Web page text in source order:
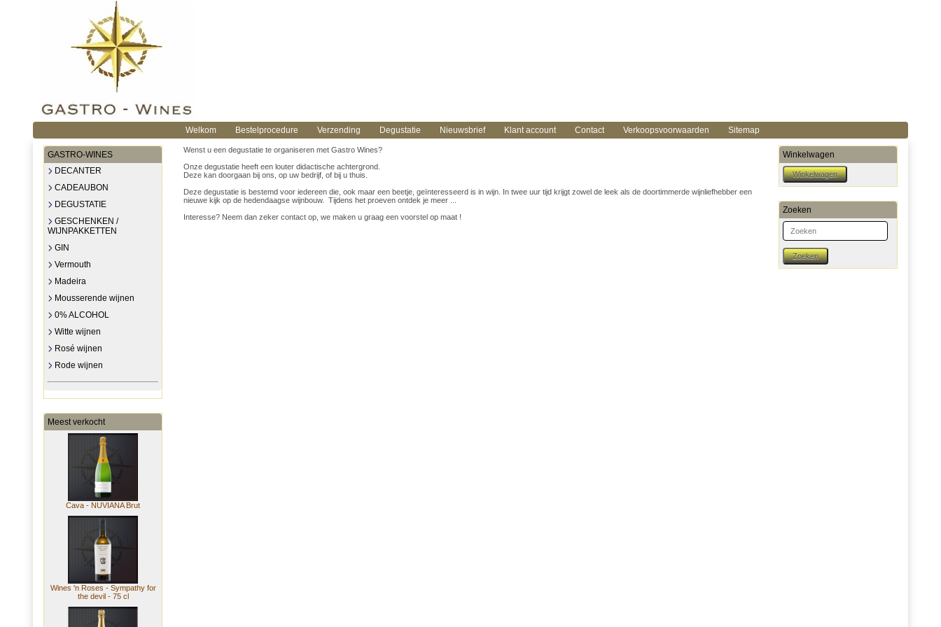
Welkom Bestelprocedure Verzending Degustatie Nieuwsbrief Klant account Contact Verkoopsvoorwaarden Sitemap
GASTRO-WINES
DECANTER
CADEAUBON
DEGUSTATIE
GESCHENKEN /
WIJNPAKKETTEN
GIN
Vermouth
Madeira
Mousserende wijnen
0% ALCOHOL
Witte wijnen
Rosé wijnen
Rode wijnen
Meest verkocht
Cava - NUVIANA Brut
Wines 'n Roses - Sympathy for
the devil - 75 cl
Wenst u een degustatie te organiseren met Gastro Wines?
Onze degustatie heeft een louter didactische achtergrond.
Deze kan doorgaan bij ons, op uw bedrijf, of bij u thuis.
Deze degustatie is bestemd voor iedereen die, ook maar een beetje, geïnteresseerd is in wijn. In twee uur tijd krijgt zowel de leek als de doortimmerde wijnliefhebber een
nieuwe kijk op de hedendaagse wijnbouw. Tijdens het proeven ontdek je meer ...
Interesse? Neem dan zeker contact op, we maken u graag een voorstel op maat !
Winkelwagen
Zoeken
Zoeken